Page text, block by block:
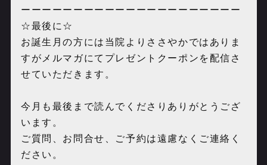
ーーーーーーーーーーーーーーーーーーーーー
☆最後に☆
お誕生月の方には当院よりささやかではありま
すがメルマガにてプレゼントクーポンを配信さ
せていただきます。
今月も最後まで読んでくださりありがとうござ
います。
ご質問、お問合せ、ご予約は遠慮なくご連絡く
ださい。